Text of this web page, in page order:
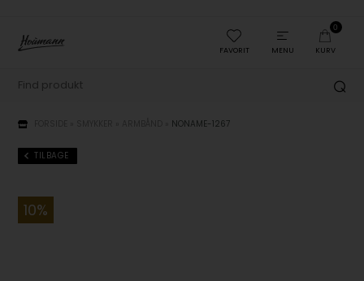
FAVORIT MENU
0
KURV
NONAME-1267
TILBAGE
10%